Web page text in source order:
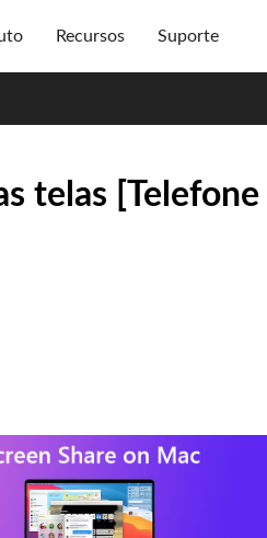
Recursos Suporte
telas [Telefone